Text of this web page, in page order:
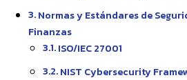
Normas y Estándares de
Finanzas
ISO/IEC 27001
NIST Cybersecurity